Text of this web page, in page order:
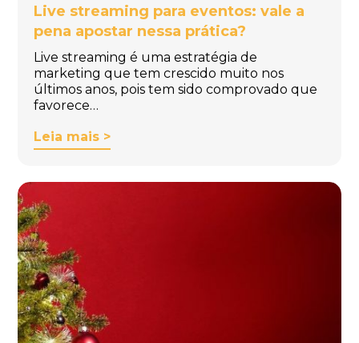
Live streaming para eventos: vale a
pena apostar nessa prática?
Live streaming é uma estratégia de
marketing que tem crescido muito nos
últimos anos, pois tem sido comprovado que
favorece…
Leia mais >